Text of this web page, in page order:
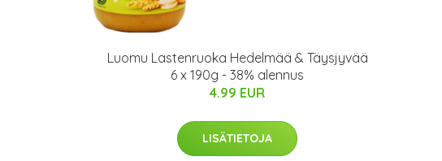
Luomu Lastenruoka Hedelmää & Täysjyvää
6 x 190g - 38% alennus
4.99 EUR
LISÄTIETOJA